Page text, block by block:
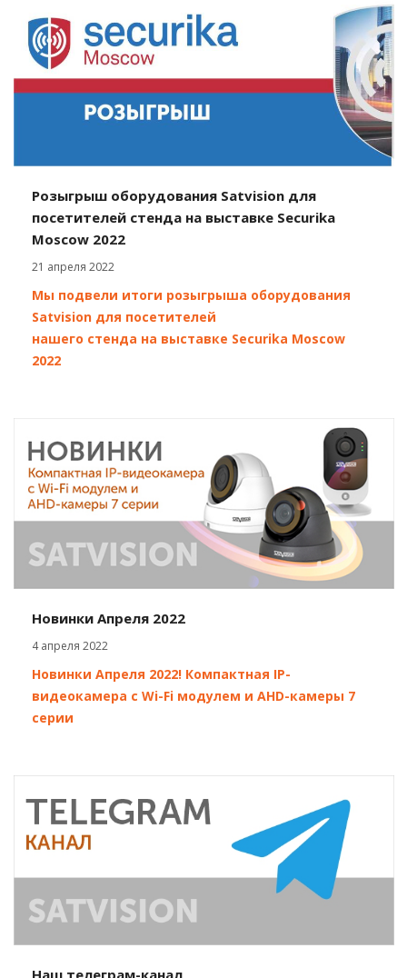
Розыгрыш оборудования Satvision для
посетителей стенда на выставке Securika
Moscow 2022
21 апреля 2022
Мы подвели итоги розыгрыша оборудования
Satvision для посетителей
нашего стенда на выставке Securika Moscow
2022
Новинки Апреля 2022
4 апреля 2022
Новинки Апреля 2022! Компактная IP-
видеокамера с Wi-Fi модулем и AHD-камеры 7
серии